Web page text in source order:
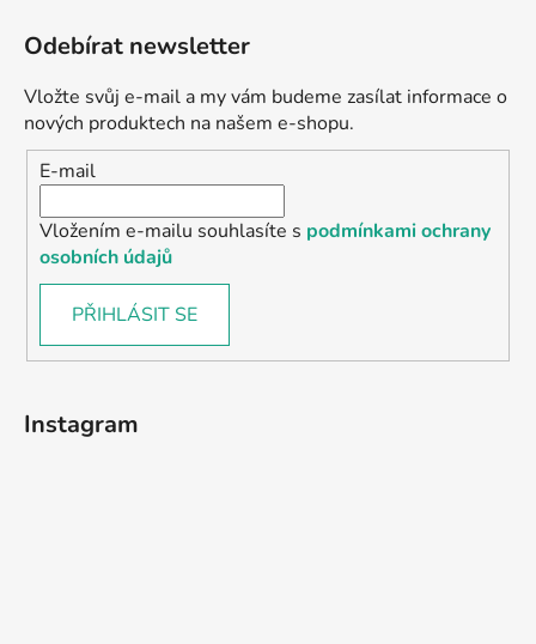
Odebírat newsletter
Vložte svůj e-mail a my vám budeme zasílat informace o
nových produktech na našem e-shopu.
E-mail
Vložením e-mailu souhlasíte s podmínkami ochrany
osobních údajů
PŘIHLÁSIT SE
Instagram